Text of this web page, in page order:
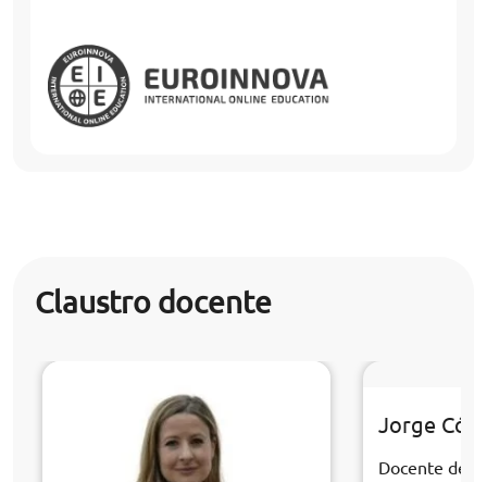
Claustro docente
Jorge
Docente de